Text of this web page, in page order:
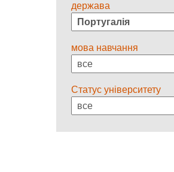
держава
мова навчання
Статус університету